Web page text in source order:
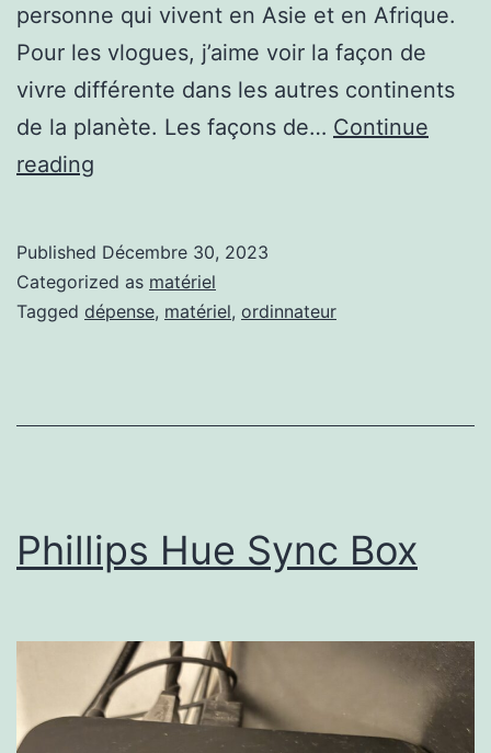
personne qui vivent en Asie et en Afrique.
Pour les vlogues, j’aime voir la façon de
vivre différente dans les autres continents
de la planète. Les façons de… Continue
reading
BenQ
PD2725U.
Published Décembre 30, 2023
Categorized as matériel
Tagged dépense, matériel, ordinnateur
Phillips Hue Sync Box